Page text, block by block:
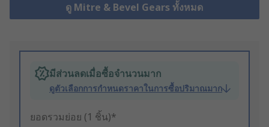
ดู Mitre & Bevel Gears ทั้งหมด
มีส่วนลดเมื่อซื้อจำนวนมาก
ดูตัวเลือกการกำหนดราคาในการซื้อปริมาณมาก
ยอดรวมย่อย (1 ชิ้น)*